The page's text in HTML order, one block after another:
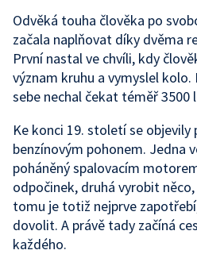
Odvěká touha člověka po
začala naplňovat díky dvěma
První nastal ve chvíli, kdy
význam kruhu a vymyslel kolo.
sebe nechal čekat téměř 3500
Ke konci 19. století se objevily
benzínovým pohonem. Jedna
poháněný spalovacím
odpočinek, druhá vyrobit
tomu je totiž nejprve
dovolit. A právě tady začíná
každého.